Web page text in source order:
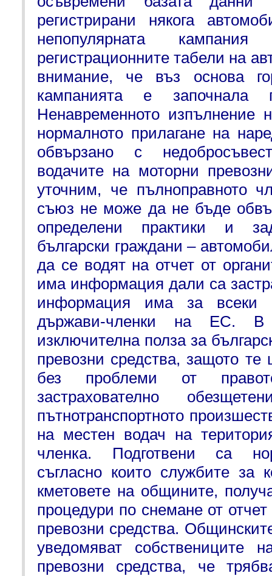
регистрирани някога
непопулярната
регистрационните табели на
внимание, че въз основа
кампанията е започнала
Ненавременното изпълнение
нормалното прилагане на
обвързано с
водачите на моторни
уточним, че пълноправното
съюз не може да не бъде
определени практики и
български граждани –
да се водят на отчет от
има информация дали са
информация има за всеки
държави-членки на ЕС.
изключителна полза за
превозни средства, защото те
без проблеми от
застрахователно
пътнотранспортното
на местен водач на
членка. Подготвени са
съгласно които службите за
кметовете на общините,
процедури по снемане от
превозни средства.
уведомяват собствениците
превозни средства, че